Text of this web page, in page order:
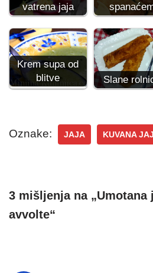
vatrena jaja
Krem supa od
blitve
Slane
Oznake: JAJA KUVANA
3 mišljenja na „Umotana
avvolte“